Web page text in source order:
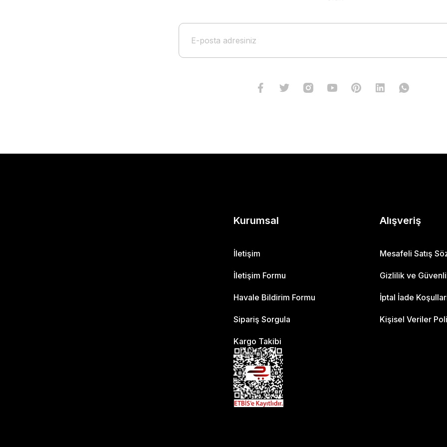
Kurumsal
İletişim
İletişim Formu
Havale Bildirim Formu
Sipariş Sorgula
Kargo Takibi
Alışveriş
Mesafeli Satış
Gizlilik ve
İptal İade
Kişisel Veriler